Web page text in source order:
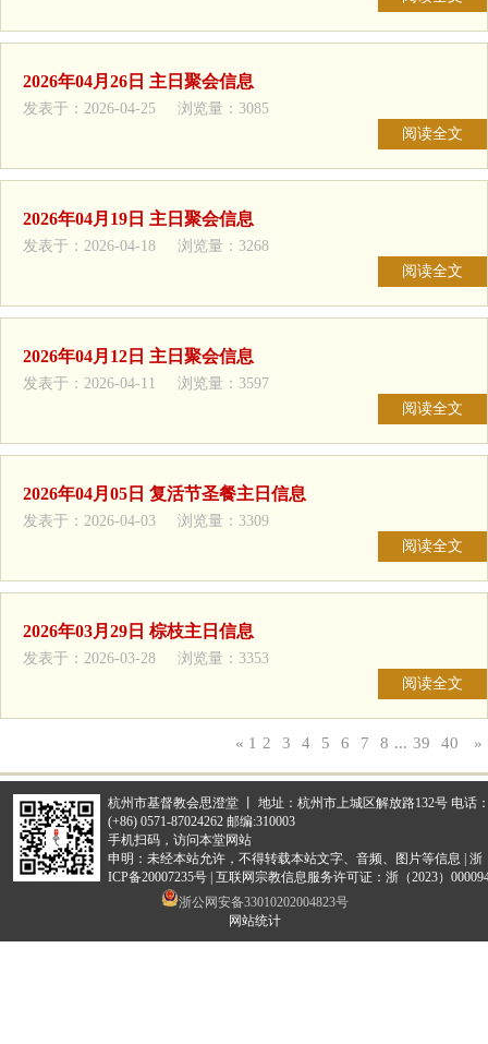
2026年04月26日 主日聚会信息
发表于：2026-04-25 浏览量：3085
阅读全文
2026年04月19日 主日聚会信息
发表于：2026-04-18 浏览量：3268
阅读全文
2026年04月12日 主日聚会信息
发表于：2026-04-11 浏览量：3597
阅读全文
2026年04月05日 复活节圣餐主日信息
发表于：2026-04-03 浏览量：3309
阅读全文
2026年03月29日 棕枝主日信息
发表于：2026-03-28 浏览量：3353
阅读全文
« 1 2 3 4 5 6 7 8 ... 39 40 »
杭州市基督教会思澄堂 丨 地址：杭州市上城区解放路132号 电话
(+86) 0571-87024262 邮编:310003
手机扫码，访问本堂网站
申明：未经本站允许，不得转载本站文字、音频、图片等信息 | 浙
ICP备20007235号 | 互联网宗教信息服务许可证：浙（2023）
浙公网安备33010202004823号
网站统计